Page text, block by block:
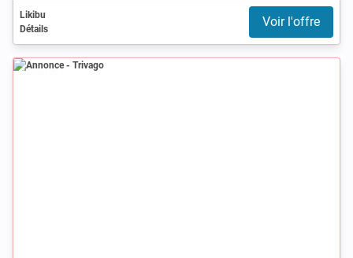
Likibu
Détails
Voir l'offre
Annonce